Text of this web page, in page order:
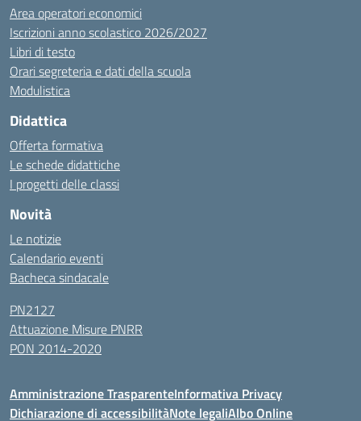
Area operatori economici
Iscrizioni anno scolastico 2026/2027
Libri di testo
Orari segreteria e dati della scuola
Modulistica
Didattica
Offerta formativa
Le schede didattiche
I progetti delle classi
Novità
Le notizie
Calendario eventi
Bacheca sindacale
PN2127
Attuazione Misure PNRR
PON 2014-2020
Amministrazione TrasparenteInformativa Privacy
Dichiarazione di accessibilitàNote legaliAlbo Online